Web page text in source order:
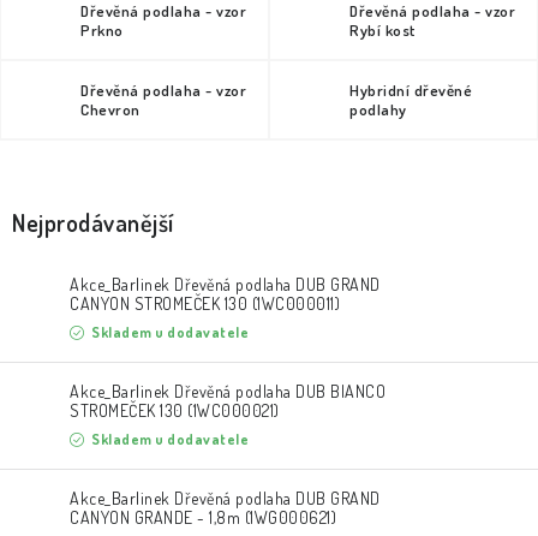
REALIZACE
Proč s námi
Dřevěná podlaha - vzor
Prkno
Dřevěná podlaha - vzor
Rybí kost
Dřevěná podlaha - vzor
Chevron
Hybridní dřevěné
podlahy
Nejprodávanější
Akce_Barlinek Dřevěná podlaha DUB GRAND
CANYON STROMEČEK 130 (1WC000011)
Skladem u dodavatele
Akce_Barlinek Dřevěná podlaha DUB BIANCO
STROMEČEK 130 (1WC000021)
Skladem u dodavatele
Akce_Barlinek Dřevěná podlaha DUB GRAND
CANYON GRANDE - 1,8m (1WG000621)